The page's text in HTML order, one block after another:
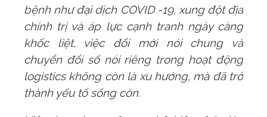
bệnh như đại dịch COVID -19, xung đột địa
chính trị và áp lực cạnh tranh ngày càng
khốc liệt, việc đổi mớinói chung và
chuyển đổi số nói riêng trong hoạt động
logistics không còn là xu hướng, mà đã trở
thành yếu tố sống còn.